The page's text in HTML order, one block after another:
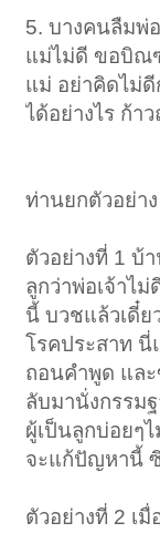
5. บางคนลืมพ่
แม่ไม่ดี ขอบิณ
แม่ อย่าคิดไม่
ได้อย่างไร ก้า
ท่านยกตัวอย่าง
ตัวอย่างที่ 1 บ้
ลูกว่าพ่อเจ้าไ
นี้ บวชแล้วเดี๋ย
โรคประสาท นี่
ถอนคำพูด แล
ลับมานั่งกรรม
ผู้เป็นลูกบ่อยๆ
จะแก้ปัญหานี้
ตัวอย่างที่ 2 เ